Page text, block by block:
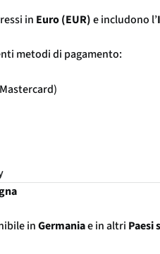
in Euro (EUR)e includono l’
metodi di pagamento:
inGermaniae in altri Paesi